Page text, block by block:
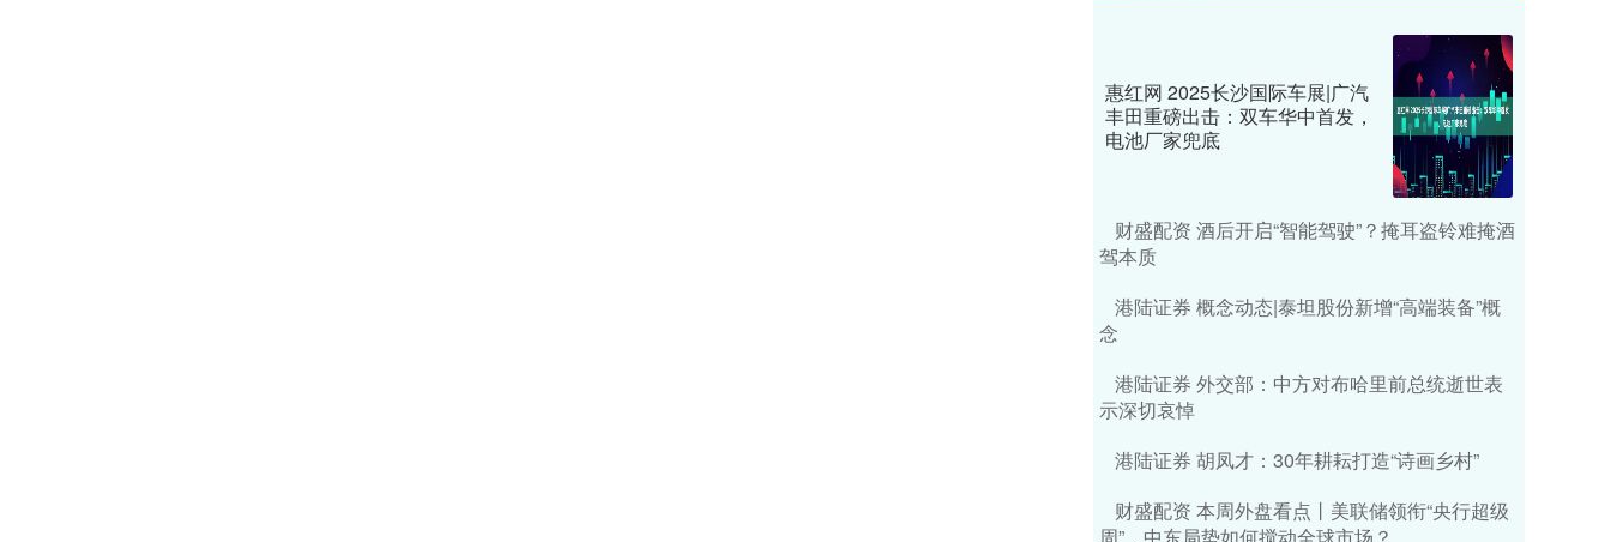
惠红网 2025长沙国际车展|广汽
丰田重磅出击：双车华中首发，
电池厂家兜底
财盛配资 酒后开启“智能驾驶”？掩耳盗铃难掩酒
驾本质
港陆证券 概念动态|泰坦股份新增“高端装备”概
念
港陆证券 外交部：中方对布哈里前总统逝世表
示深切哀悼
港陆证券 胡凤才：30年耕耘打造“诗画乡村”
财盛配资 本周外盘看点丨美联储领衔“央行超级